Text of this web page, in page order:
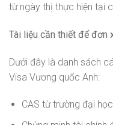
từ ngày thị thực hiện tại
Tài liệu cần thiết để đơn
Dưới đây là danh sách
Visa Vương quốc Anh:
CAS từ trường đại học